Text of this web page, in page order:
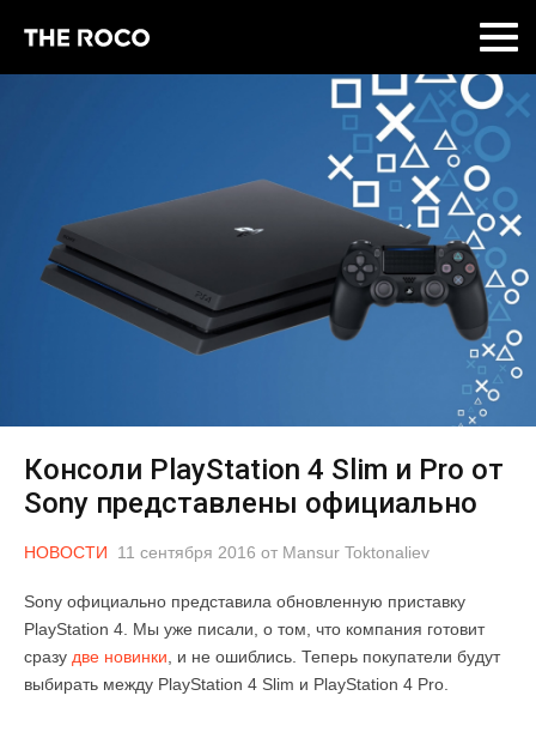
Консоли PlayStation 4 Slim и Pro от
Sony представлены официально
НОВОСТИ 11 сентября 2016 от Mansur Toktonaliev
Sony официально представила обновленную приставку
PlayStation 4. Мы уже писали, о том, что компания готовит
сразу две новинки , и не ошиблись. Теперь покупатели будут
выбирать между PlayStation 4 Slim и PlayStation 4 Pro.